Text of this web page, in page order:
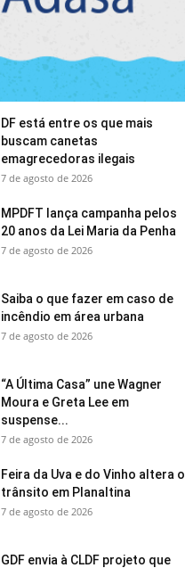
DF está entre os que mais
buscam canetas
emagrecedoras ilegais
7 de agosto de 2026
MPDFT lança campanha pelos
20 anos da Lei Maria da Penha
7 de agosto de 2026
Saiba o que fazer em caso de
incêndio em área urbana
7 de agosto de 2026
“A Última Casa” une Wagner
Moura e Greta Lee em
suspense...
7 de agosto de 2026
Feira da Uva e do Vinho altera o
trânsito em Planaltina
7 de agosto de 2026
GDF envia à CLDF projeto que